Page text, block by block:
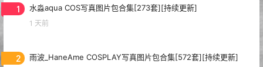
1 水淼aqua COS写真图片包合集[273套][持续更新]
1 天前
2 雨波_HaneAme COSPLAY写真图片包合集[572套][持续更新]